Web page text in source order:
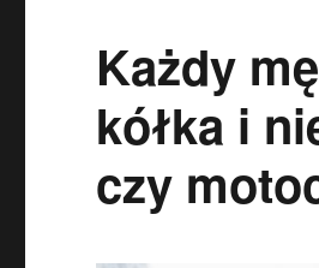
Każdy
kółka i
czy